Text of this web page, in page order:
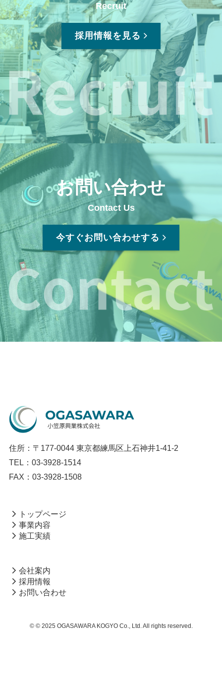
Recruit
採用情報を見る
お問い合わせ
Contact Us
今すぐお問い合わせする
住所：〒177-0044 東京都練馬区上石神井1-41-2
TEL：03-3928-1514
FAX：03-3928-1508
トップページ
事業内容
施工実績
会社案内
採用情報
お問い合わせ
©© 2025 OGASAWARA KOGYO Co., Ltd. All rights reserved.